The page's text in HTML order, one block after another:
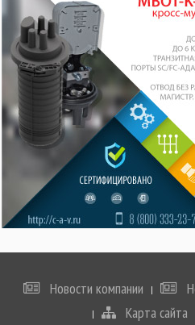
Новости компании
Карта сайта